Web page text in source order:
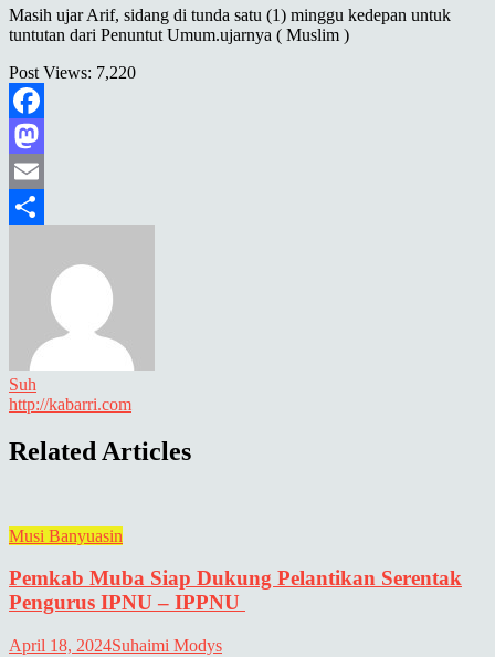
Masih ujar Arif, sidang di tunda satu (1) minggu kedepan untuk
tuntutan dari Penuntut Umum.ujarnya ( Muslim )
Post Views: 7,220
Facebook
Mastodon
Email
Suh
http://kabarri.com
Related Articles
Musi Banyuasin
Pemkab Muba Siap Dukung Pelantikan Serentak
Pengurus IPNU – IPPNU
April 18, 2024Suhaimi Modys